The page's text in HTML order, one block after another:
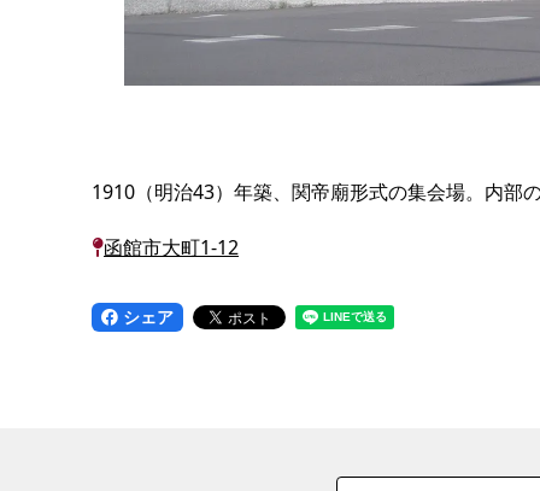
1910（明治43）年築、関帝廟形式の集会場。内部
函館市大町1-12
シェア